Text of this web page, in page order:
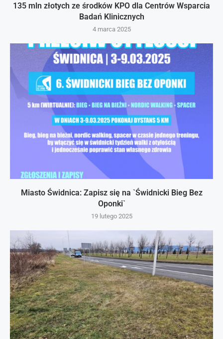
135 mln złotych ze środków KPO dla Centrów Wsparcia
Badań Klinicznych
4 marca 2025
Miasto Świdnica: Zapisz się na `Świdnicki Bieg Bez
Oponki`
19 lutego 2025